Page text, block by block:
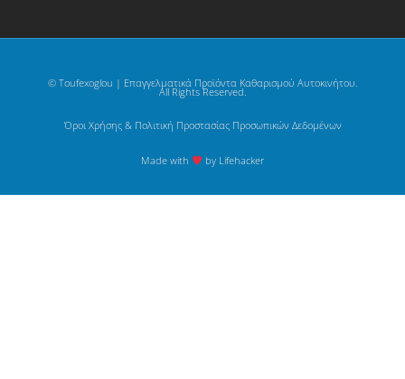
© Toufexoglou | Επαγγελματικά Προϊόντα Καθαρισμού Αυτοκινήτου.
All Rights Reserved.
Όροι Χρήσης & Πολιτική Προστασίας Προσωπικών Δεδομένων
Made with by Lifehacker